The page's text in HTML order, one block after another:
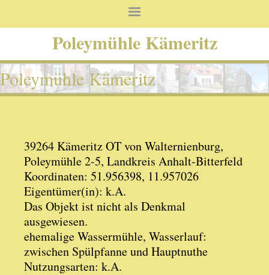
Poleymühle Kämeritz
Poleymühle Kämeritz
39264 Kämeritz OT von Walternienburg,
Poleymühle 2-5, Landkreis Anhalt-Bitterfeld
Koordinaten: 51.956398, 11.957026
Eigentümer(in): k.A.
Das Objekt ist nicht als Denkmal
ausgewiesen.
ehemalige Wassermühle, Wasserlauf:
zwischen Spülpfanne und Hauptnuthe
Nutzungsarten: k.A.